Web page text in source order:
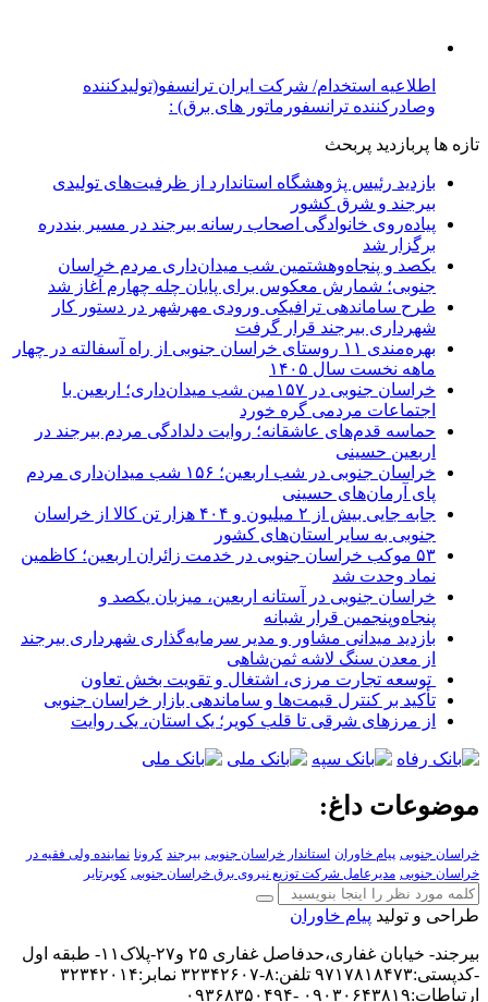
۵۳ موکب خراسان جنوبی در خدمت زائران اربعین؛ کاظمین
نماد وحدت شد
خراسان جنوبی در آستانه اربعین، میزبان یکصد و
پنجاه‌وپنجمین قرار شبانه
از معدن سنگ لاشه ثمن‌شاهی
توسعه تجارت مرزی، اشتغال و تقویت بخش تعاون
تأکید بر کنترل قیمت‌ها و ساماندهی بازار خراسان جنوبی
از مرزهای شرقی تا قلب کویر؛ یک استان، یک روایت
موضوعات داغ:
خراسان جنوبی پیام خاوران استاندار خراسان جنوبی بیرجند کرونا
نماینده ولی فقیه در
خراسان جنوبی مدیرعامل شرکت توزیع نیروی برق خراسان جنوبی کویرتایر
طراحی و تولیدپیام خاوران
بیرجند- خیابان غفاری،حدفاصل غفاری ۲۵ و۲۷-پلاک۱۱- طبقه اول
ارتباطات:۰۹۰۳۰۶۴۳۸۱۹ -۰۹۳۶۸۳۵۰۴۹۴
جستجو